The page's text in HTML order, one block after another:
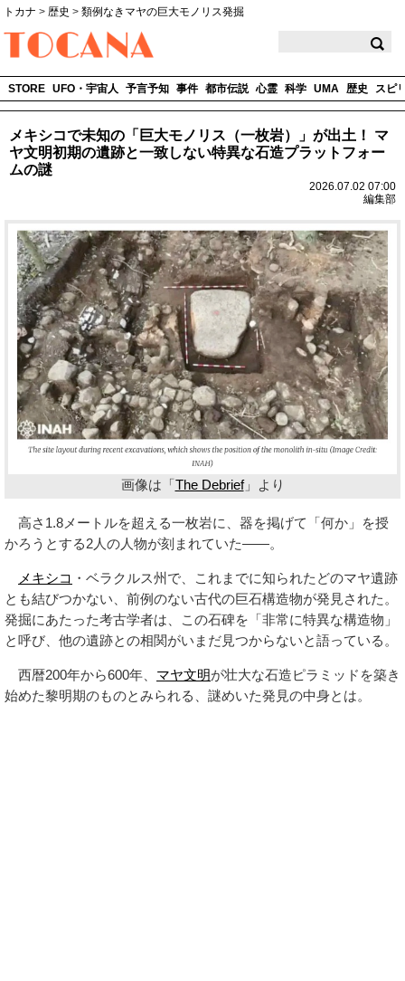
トカナ > 歴史 > 類例なきマヤの巨大モノリス発掘
STORE UFO・宇宙人 予言予知 事件 都市伝説 心霊 科学 UMA 歴史 スピ
メキシコで未知の「巨大モノリス（一枚岩）」が出土！ マ
ヤ文明初期の遺跡と一致しない特異な石造プラットフォー
ムの謎
2026.07.02 07:00
編集部
画像は「The Debrief」より
高さ1.8メートルを超える一枚岩に、器を掲げて「何か」を授
かろうとする2人の人物が刻まれていた——。
メキシコ ・ベラクルス州で、これまでに知られたどのマヤ遺跡
とも結びつかない、前例のない古代の巨石構造物が発見された。
発掘にあたった考古学者は、この石碑を「非常に特異な構造物」
と呼び、他の遺跡との相関がいまだ見つからないと語っている。
西暦200年から600年、 マヤ文明が壮大な石造ピラミッドを築き
始めた黎明期のものとみられる、謎めいた発見の中身とは。